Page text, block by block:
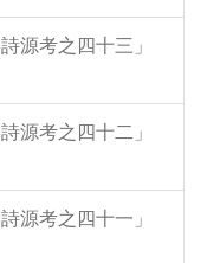
源考之四十三」
源考之四十二」
源考之四十一」